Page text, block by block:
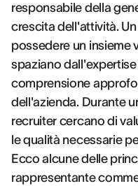
responsabile della
crescita dell'attività.
possedere un insieme
spaziano
comprensione
dell'azienda. Durante
recruiter cercano di
le qualità necessarie
Ecco alcune delle
rappresentante